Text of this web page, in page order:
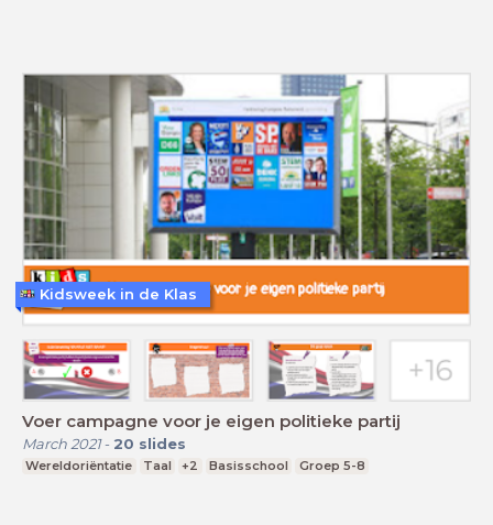
Voer campagne voor je eigen politieke partij
March 2021- 20 slides
Wereldoriëntatie Taal +2 Basisschool Groep 5-8
Kidsweek in de Klas